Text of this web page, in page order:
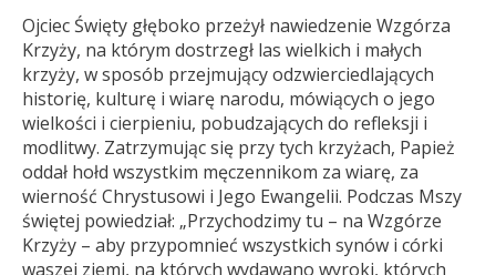
Ojciec Święty głęboko przeżył nawiedzenie Wzgórza
Krzyży, na którym dostrzegł las wielkich i małych
krzyży, w sposób przejmujący odzwierciedlających
historię, kulturę i wiarę narodu, mówiących o jego
wielkości i cierpieniu, pobudzających do refleksji i
modlitwy. Zatrzymując się przy tych krzyżach, Papież
oddał hołd wszystkim męczennikom za wiarę, za
wierność Chrystusowi i Jego Ewangelii. Podczas Mszy
świętej powiedział: „Przychodzimy tu – na Wzgórze
Krzyży – aby przypomnieć wszystkich synów i córki
waszej ziemi, na których wydawano wyroki, których